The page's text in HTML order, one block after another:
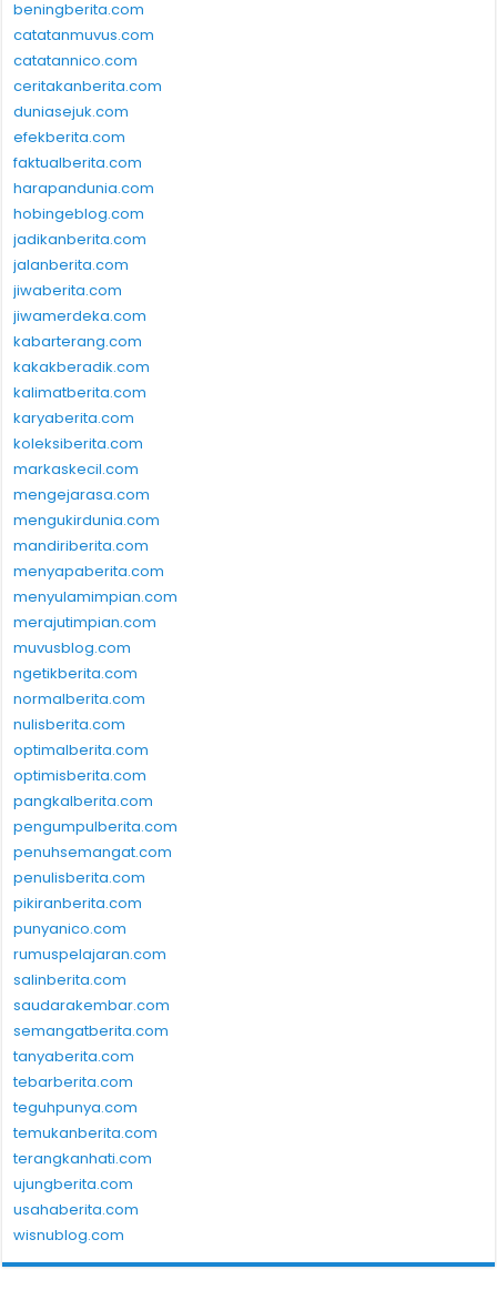
beningberita.com
catatanmuvus.com
catatannico.com
ceritakanberita.com
duniasejuk.com
efekberita.com
faktualberita.com
harapandunia.com
hobingeblog.com
jadikanberita.com
jalanberita.com
jiwaberita.com
jiwamerdeka.com
kabarterang.com
kakakberadik.com
kalimatberita.com
karyaberita.com
koleksiberita.com
markaskecil.com
mengejarasa.com
mengukirdunia.com
mandiriberita.com
menyapaberita.com
menyulamimpian.com
merajutimpian.com
muvusblog.com
ngetikberita.com
normalberita.com
nulisberita.com
optimalberita.com
optimisberita.com
pangkalberita.com
pengumpulberita.com
penuhsemangat.com
penulisberita.com
pikiranberita.com
punyanico.com
rumuspelajaran.com
salinberita.com
saudarakembar.com
semangatberita.com
tanyaberita.com
tebarberita.com
teguhpunya.com
temukanberita.com
terangkanhati.com
ujungberita.com
usahaberita.com
wisnublog.com